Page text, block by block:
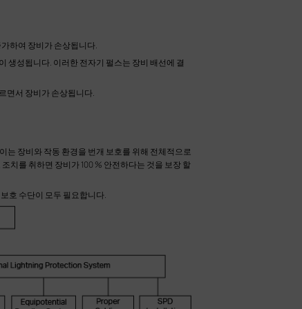
하여 장비가 손상됩니다.
생성됩니다. 이러한 전자기 펄스는 장비 배선에 결
면서 장비가 손상됩니다.
는 장비와 작동 환경을 번개 보호를 위해 전체적으로
치를 취하면 장비가 100 % 안전하다는 것을 보장 할
호 수단이 모두 필요합니다.